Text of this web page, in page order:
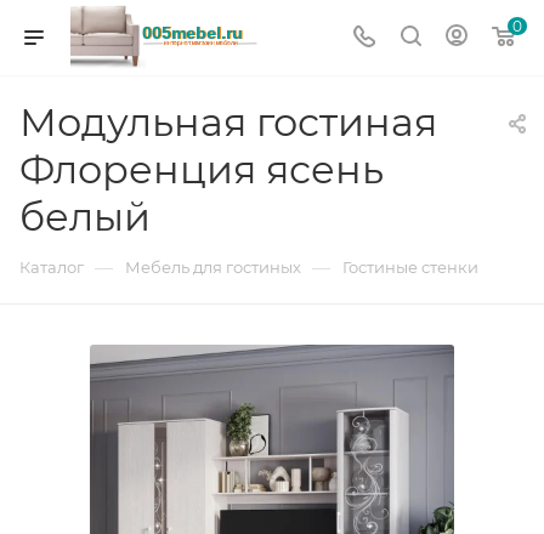
0
Модульная гостиная
Флоренция ясень
белый
Каталог — Мебель для гостиных — Гостиные стенки